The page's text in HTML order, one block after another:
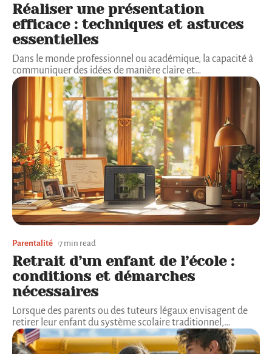
Réaliser une présentation
efficace : techniques et astuces
essentielles
Dans le monde professionnel ou académique, la capacité à
communiquer des idées de manière claire et…
Parentalité 7 min read
Retrait d’un enfant de l’école :
conditions et démarches
nécessaires
Lorsque des parents ou des tuteurs légaux envisagent de
retirer leur enfant du système scolaire traditionnel,…